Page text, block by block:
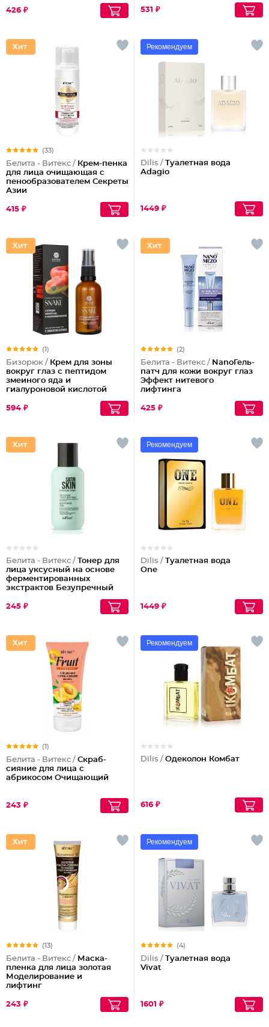
426 ₽ 531 ₽
(33)
Белита - Витекс / Крем-пенка
для лица очищающая с
пенообразователем Секреты
Азии
415 ₽
Рекомендуем
Dilis / Туалетная вода
Adagio
1449 ₽
(1)
Бизорюк / Крем для зоны
вокруг глаз с пептидом
змеиного яда и
гиалуроновой кислотой
594 ₽
(2)
Белита - Витекс / NanoГель-
патч для кожи вокруг глаз
Эффект нитевого
лифтинга
425 ₽
Белита - Витекс / Тонер для
лица уксусный на основе
ферментированных
экстрактов Безупречный
245 ₽
Рекомендуем
Dilis / Туалетная вода
One
1449 ₽
(1)
Белита - Витекс / Скраб-
сияние для лица с
абрикосом Очищающий
243 ₽
Рекомендуем
Dilis / Одеколон Комбат
616 ₽
(13)
Белита - Витекс / Маска-
пленка для лица золотая
Моделирование и
лифтинг
243 ₽
Рекомендуем
(4)
Dilis / Туалетная вода
Vivat
1601 ₽